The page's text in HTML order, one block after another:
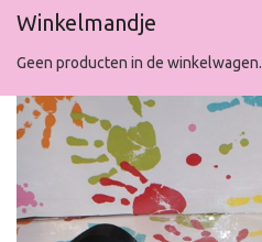
Winkelmandje
Geen producten in de winkelwagen.